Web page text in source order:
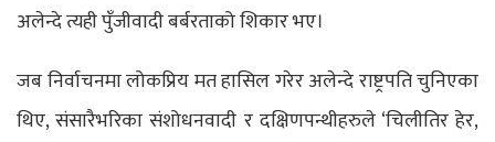
अलेन्दे त्यही पुँजीवादी बर्बरताको शिकार भए।
जब निर्वाचनमा लोकप्रिय मत हासिल गरेर अलेन्दे राष्ट्रपति चुनिएका
थिए, संसारैभरिका संशोधनवादी र दक्षिणपन्थीहरुले ‘चिलीतिर हेर,